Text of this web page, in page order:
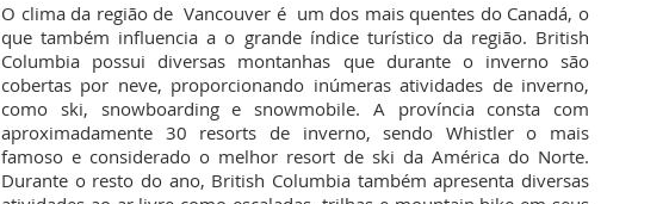
O clima da região de Vancouver é um dos mais quentes do Canadá, o
que também influencia a o grande índice turístico da região. British
Columbia possui diversas montanhas que durante o inverno são
cobertas por neve, proporcionando inúmeras atividades de inverno,
como ski, snowboarding e snowmobile. A província consta com
aproximadamente 30 resorts de inverno, sendo Whistler o mais
famoso e considerado o melhor resort de ski da América do Norte.
Durante o resto do ano, British Columbia também apresenta diversas